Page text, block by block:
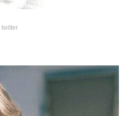
twitter